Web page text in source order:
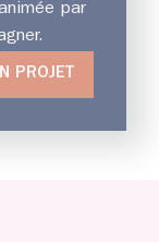
par
PROJET